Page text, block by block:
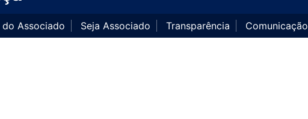
do Associado Seja Associado Transparência Comunicação